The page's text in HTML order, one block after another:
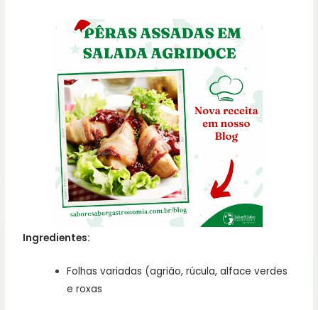
Ingredientes:
Folhas variadas (agrião, rúcula, alface verdes
e roxas